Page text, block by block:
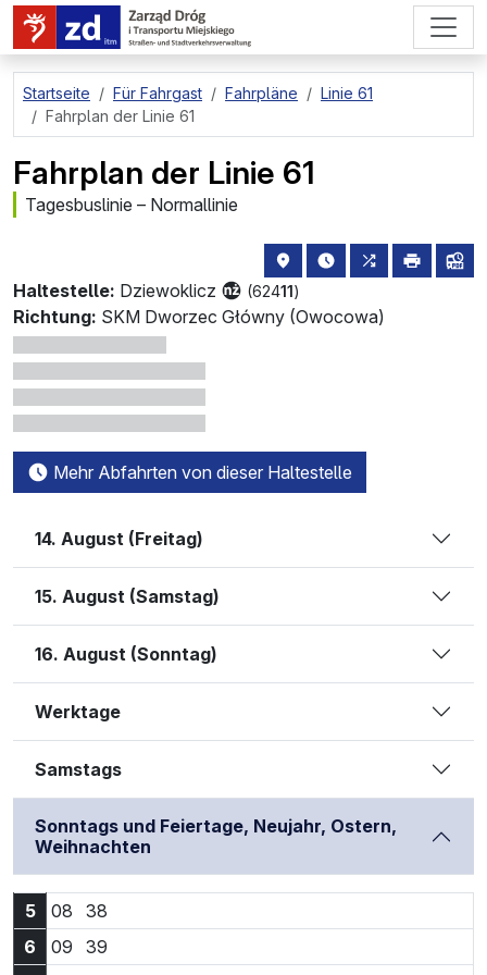
zum Hauptinhalt springen
Startseite Für Fahrgast Fahrpläne
Linie 61
Fahrplan der Linie 61
Fahrplan der Linie 61
Tagesbuslinie – Normallinie
Haltestelle: Dziewoklicz (62411)
Haltestellenstandort auf
die nächsten
alle Linien,
drucken
Richtung: SKM Dworzec Główny (Owocowa)
Mehr Abfahrten von dieser Haltestelle
14. August (Freitag)
15. August (Samstag)
16. August (Sonntag)
Werktage
Samstags
Sonntags und Feiertage, Neujahr, Ostern,
Weihnachten
5 08 5:08 Uhr
38
6
09 6:09 Uhr
39